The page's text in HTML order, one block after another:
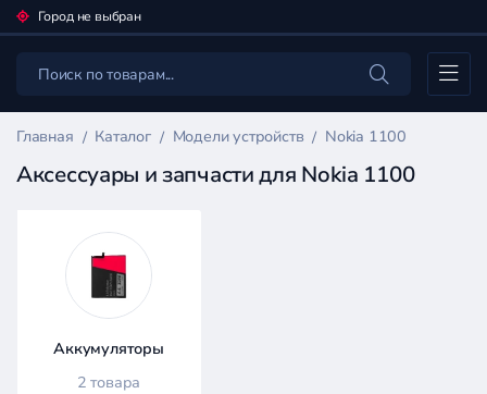
Город не выбран
Каталог
Главная Каталог Модели устройств Nokia 1100
Аксессуары и запчасти для Nokia 1100
Фильтр
товаров
Каталог
Аккумуляторы
2 товара